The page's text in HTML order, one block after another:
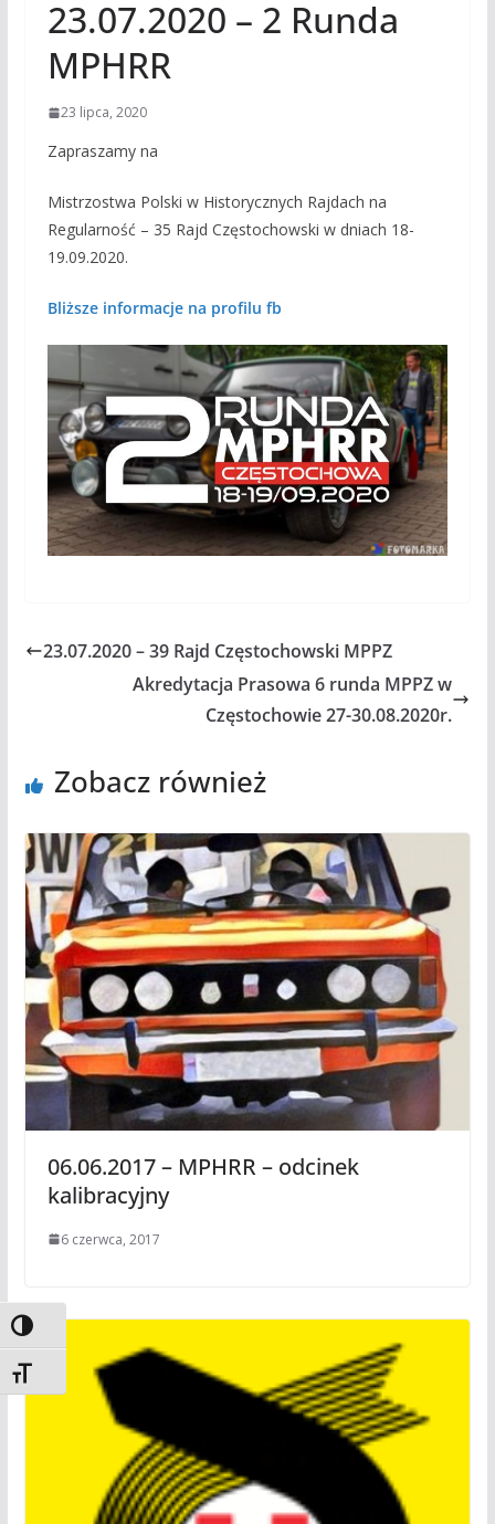
Toggle High Contrast
Toggle Font size
23.07.2020 – 2 Runda
MPHRR
23 lipca, 2020
Zapraszamy na
Mistrzostwa Polski w Historycznych Rajdach na
Regularność – 35 Rajd Częstochowski w dniach 18-
19.09.2020.
Bliższe informacje na profilu fb
23.07.2020 – 39 Rajd Częstochowski MPPZ
Akredytacja Prasowa 6 runda MPPZ w
Częstochowie 27-30.08.2020r.
Zobacz również
06.06.2017 – MPHRR – odcinek
kalibracyjny
6 czerwca, 2017